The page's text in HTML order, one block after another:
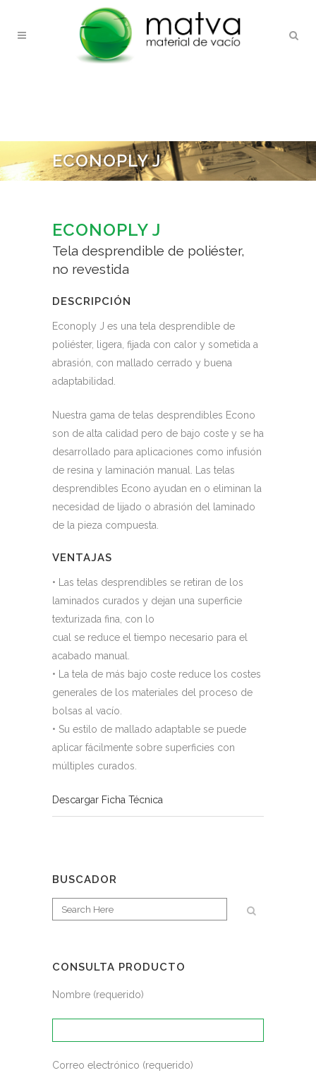
ECONOPLY J
ECONOPLY J
Tela desprendible de poliéster,
no revestida
DESCRIPCIÓN
Econoply J es una tela desprendible de
poliéster, ligera, fijada con calor y sometida a
abrasión, con mallado cerrado y buena
adaptabilidad.
Nuestra gama de telas desprendibles Econo
son de alta calidad pero de bajo coste y se ha
desarrollado para aplicaciones como infusión
de resina y laminación manual. Las telas
desprendibles Econo ayudan en o eliminan la
necesidad de lijado o abrasión del laminado
de la pieza compuesta.
VENTAJAS
• Las telas desprendibles se retiran de los
laminados curados y dejan una superficie
texturizada fina, con lo
cual se reduce el tiempo necesario para el
acabado manual.
• La tela de más bajo coste reduce los costes
generales de los materiales del proceso de
bolsas al vacío.
• Su estilo de mallado adaptable se puede
aplicar fácilmente sobre superficies con
múltiples curados.
Descargar Ficha Técnica
BUSCADOR
CONSULTA PRODUCTO
Nombre (requerido)
Correo electrónico (requerido)